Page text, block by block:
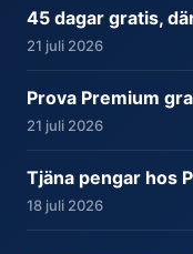
45 dagar gratis,
21 juli 2026
Prova Premium
21 juli 2026
Tjäna pengar hos
18 juli 2026